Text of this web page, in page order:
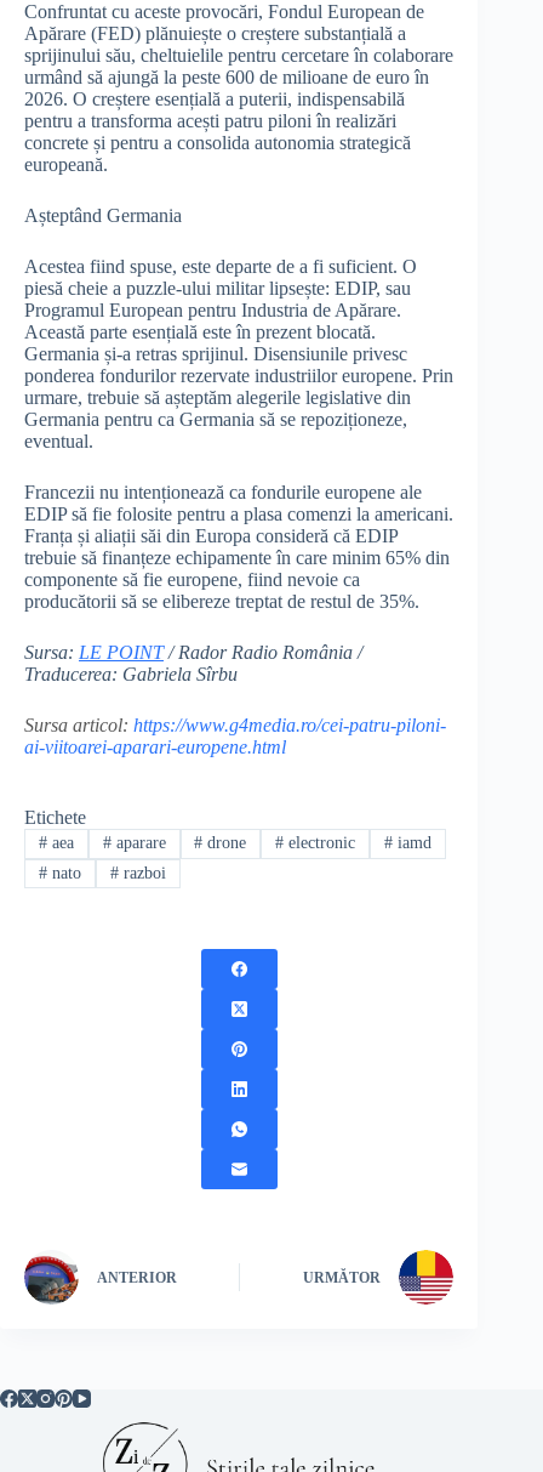
Confruntat cu aceste provocări, Fondul European de
Apărare (FED) plănuiește o creștere substanțială a
sprijinului său, cheltuielile pentru cercetare în colaborare
urmând să ajungă la peste 600 de milioane de euro în
2026. O creștere esențială a puterii, indispensabilă
pentru a transforma acești patru piloni în realizări
concrete și pentru a consolida autonomia strategică
europeană.
Așteptând Germania
Acestea fiind spuse, este departe de a fi suficient. O
piesă cheie a puzzle-ului militar lipsește: EDIP, sau
Programul European pentru Industria de Apărare.
Această parte esențială este în prezent blocată.
Germania și-a retras sprijinul. Disensiunile privesc
ponderea fondurilor rezervate industriilor europene. Prin
urmare, trebuie să așteptăm alegerile legislative din
Germania pentru ca Germania să se repoziționeze,
eventual.
Francezii nu intenționează ca fondurile europene ale
EDIP să fie folosite pentru a plasa comenzi la americani.
Franța și aliații săi din Europa consideră că EDIP
trebuie să finanțeze echipamente în care minim 65% din
componente să fie europene, fiind nevoie ca
producătorii să se elibereze treptat de restul de 35%.
Sursa: LE POINT/ Rador Radio România /
Traducerea: Gabriela Sîrbu
Sursa articol: https://www.g4media.ro/cei-patru-piloni-
ai-viitoarei-aparari-europene.html
Etichete
#aea #aparare # drone # electronic # iamd
#nato #razboi
ANTERIOR URMĂTOR